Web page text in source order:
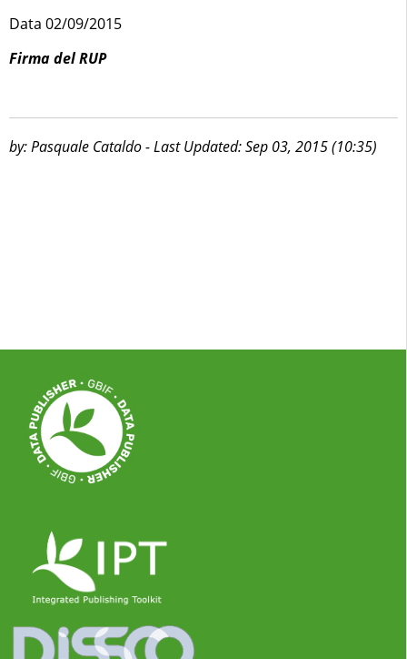
Data 02/09/2015
Firma del RUP
by: Pasquale Cataldo - Last Updated: Sep 03, 2015 (10:35)